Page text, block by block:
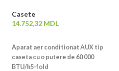
Casete
14.752,32 MDL
Aparat aer conditionat AUX tip
caseta cu o putere de 60 000
BTU/h5-fold